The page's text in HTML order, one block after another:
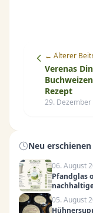
← Älterer
Verenas
Rezept
29. Dezember
Neu erschienen
06. August
Pfandglas
05. August